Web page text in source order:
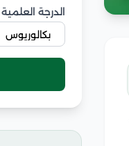
الدرجة